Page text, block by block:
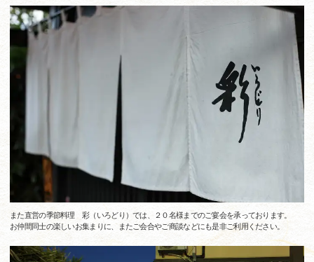
また直営の季節料理 彩（いろどり）では、２０名様までのご宴会を承っております。
お仲間同士の楽しいお集まりに、またご会合やご商談などにも是非ご利用ください。